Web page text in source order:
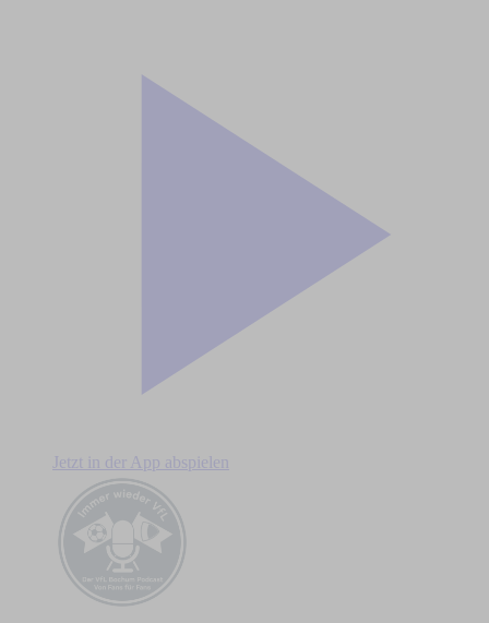
Jetzt in der App abspielen